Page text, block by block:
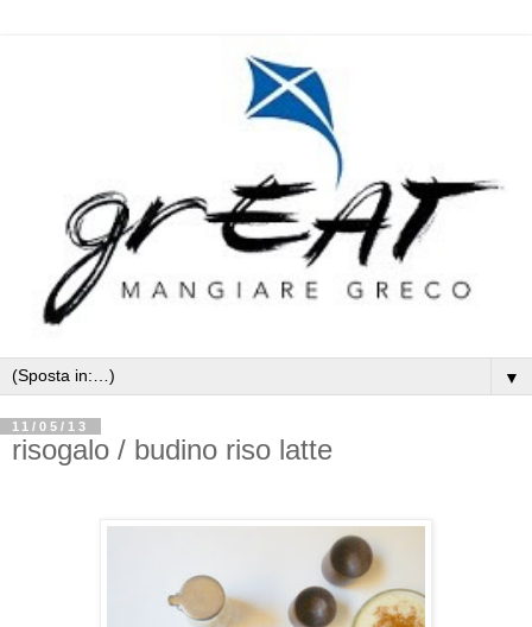
▼
11/05/13
risogalo / budino riso latte